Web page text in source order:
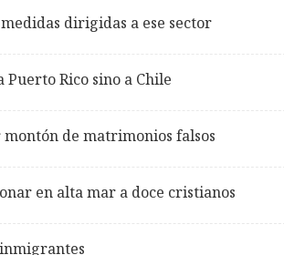
dirigidas a ese sector
Rico sino a Chile
de matrimonios falsos
en alta mar a doce cristianos